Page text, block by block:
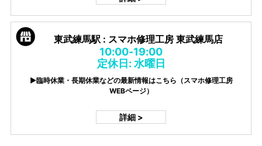
東武練馬駅 : スマホ修理工房 東武練馬店
10:00-19:00
定休日: 水曜日
▶臨時休業・長期休業などの最新情報はこちら（スマホ修理工房
WEBページ）
詳細 >